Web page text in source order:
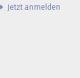
Jetzt anmelden